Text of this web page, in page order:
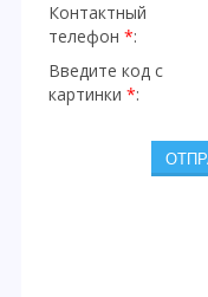
Контактный
телефон *:
Введите код с
картинки *: